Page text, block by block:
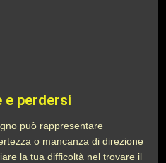
e perdersi
può rappresentare
o mancanza di direzione
la tua difficoltà nel trovare il